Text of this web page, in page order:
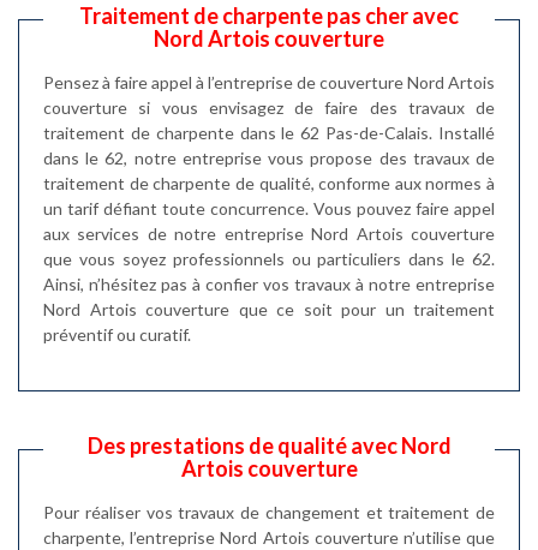
Traitement de charpente pas cher avec
Nord Artois couverture
Pensez à faire appel à l’entreprise de couverture Nord Artois
couverture si vous envisagez de faire des travaux de
traitement de charpente dans le 62 Pas-de-Calais. Installé
dans le 62, notre entreprise vous propose des travaux de
traitement de charpente de qualité, conforme aux normes à
un tarif défiant toute concurrence. Vous pouvez faire appel
aux services de notre entreprise Nord Artois couverture
que vous soyez professionnels ou particuliers dans le 62.
Ainsi, n’hésitez pas à confier vos travaux à notre entreprise
Nord Artois couverture que ce soit pour un traitement
préventif ou curatif.
Des prestations de qualité avec Nord
Artois couverture
Pour réaliser vos travaux de changement et traitement de
charpente, l’entreprise Nord Artois couverture n’utilise que